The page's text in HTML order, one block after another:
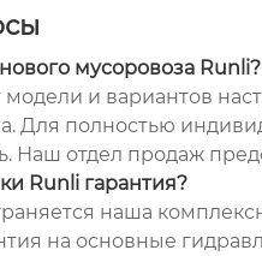
мусоровоза Runli?
и вариантов
Для полностью
Наш отдел продаж
Runli гарантия?
наша
на основные